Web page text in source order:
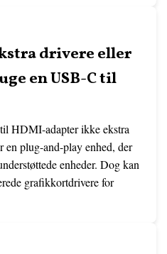
drivere eller
en USB-C til
HDMI-adapter ikke ekstra
en plug-and-play enhed, der
enheder. Dog kan
grafikkortdrivere for